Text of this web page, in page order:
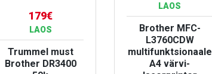
179€
LAOS
Trummel must
Brother DR3400
LAOS
Brother MFC-
L3760CDW
multifunktsionaale
A4 värvi-